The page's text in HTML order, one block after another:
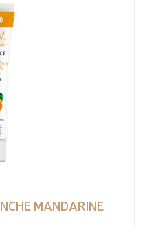
MANDARINE